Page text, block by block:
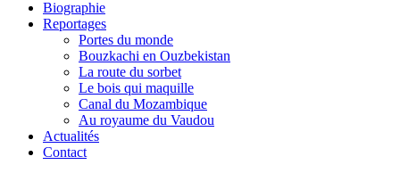
Biographie
Reportages
Portes du monde
Bouzkachi en Ouzbekistan
La route du sorbet
Le bois qui maquille
Canal du Mozambique
Au royaume du Vaudou
Actualités
Contact